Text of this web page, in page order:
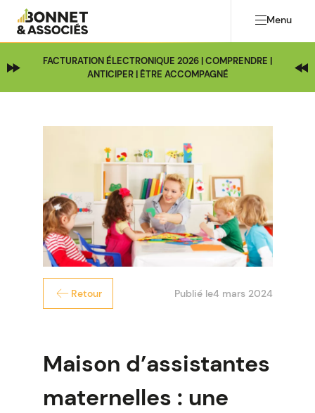
Menu
FACTURATION ÉLECTRONIQUE 2026 | COMPRENDRE |
ANTICIPER | ÊTRE ACCOMPAGNÉ
Retour Publié le4 mars 2024
Maison d’assistantes
maternelles : une